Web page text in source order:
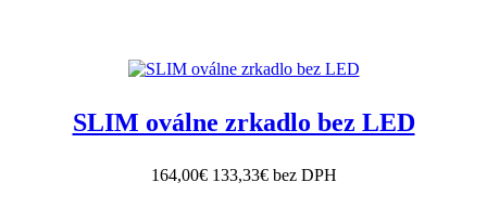
SLIM oválne zrkadlo bez LED
164,00€ 133,33€ bez DPH